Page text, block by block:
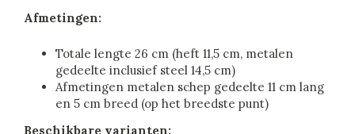
Afmetingen:
Totale lengte 26 cm (heft 11,5 cm, metalen
gedeelte inclusief steel 14,5 cm)
Afmetingen metalen schep gedeelte 11 cm lang
en 5 cm breed (op het breedste punt)
Beschikbare varianten: